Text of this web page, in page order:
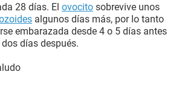
28 días. El ovocito sobrevive unos
algunos días más, por lo tanto
embarazada desde 4 o 5 días antes
días después.